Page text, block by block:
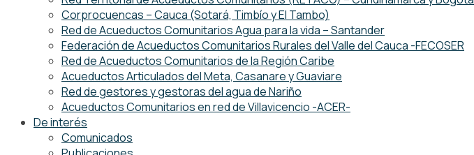
Corprocuencas – Cauca (Sotará, Timbío y El Tambo)
Red de Acueductos Comunitarios Agua para la vida – Santander
Federación de Acueductos Comunitarios Rurales del Valle del Cauca -FECOSER
Red de Acueductos Comunitarios de la Región Caribe
Acueductos Articulados del Meta, Casanare y Guaviare
Red de gestores y gestoras del agua de Nariño
Acueductos Comunitarios en red de Villavicencio -ACER-
De interés
Comunicados